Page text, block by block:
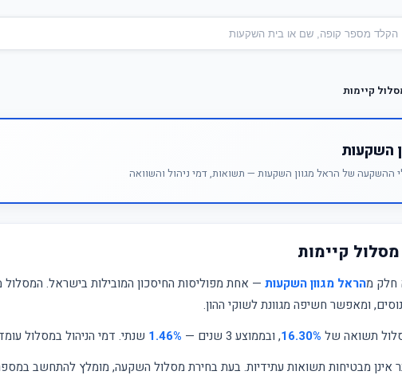
קיימות
השקעות
ההשקעה של הראל מגוון השקעות — תשואות, דמי ניהול והשוואה
קיימות
חלק מהראל מגוון השקעות — אחת מפוליסות החיסכון המובילות בישראל. המסלול
ומאפשר חשיפה מגוונת לשוקי ההון.
תשואה של 16.30%, ובממוצע 3 שנים — 1.46% שנתי. דמי הניהול במסלול
אינן מבטיחות תשואות עתידיות. בעת בחירת מסלול השקעה, מומלץ להתחשב